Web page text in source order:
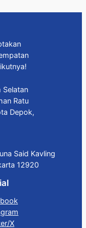
Selatan
Ratu
Depok,
Said Kavling
12920
X